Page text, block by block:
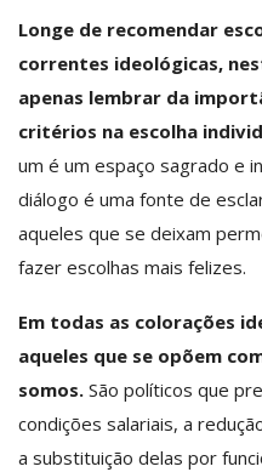
Longe de recomendar
correntes ideológicas,
apenas lembrar da
critérios na escolha
um é um espaço sagrado e
diálogo é uma fonte de
aqueles que se deixam
fazer escolhas mais felizes.
Em todas as colorações
aqueles que se opõem
somos. São políticos que
condições salariais, a
a substituição delas por